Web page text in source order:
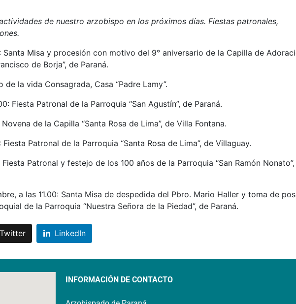
de nuestro arzobispo en los próximos días. Fiestas patronales,
Santa Misa y procesión con motivo del 9° aniversario de la Capilla de
de Borja”, de Paraná.
la vida Consagrada, Casa “Padre Lamy”.
Fiesta Patronal de la Parroquia “San Agustín”, de Paraná.
de la Capilla “Santa Rosa de Lima”, de Villa Fontana.
Patronal de la Parroquia “Santa Rosa de Lima”, de Villaguay.
Fiesta Patronal y festejo de los 100 años de la Parroquia “San Ramón
a las 11.00: Santa Misa de despedida del Pbro. Mario Haller y toma de
de la Parroquia “Nuestra Señora de la Piedad”, de Paraná.
Twitter LinkedIn
INFORMACIÓN DE CONTACTO